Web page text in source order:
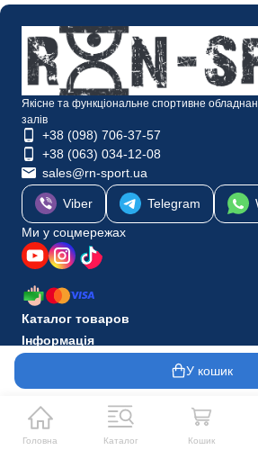
У кошик
Головна Каталог Кошик
Якісне та функціональне спортивне
залів
+38 (098) 706-37-57
+38 (063) 034-12-08
sales@rn-sport.ua
Viber Telegram
Ми у соцмережах
Каталог товаров
Інформація